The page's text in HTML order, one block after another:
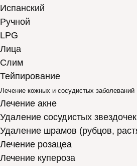
Испанский
Ручной
LPG
Лица
Слим
Тейпирование
Лечение кожных и сосудистых заболеваний
Лечение акне
Удаление сосудистых звездочек
Удаление шрамов (рубцов,
Лечение розацеа
Лечение купероза